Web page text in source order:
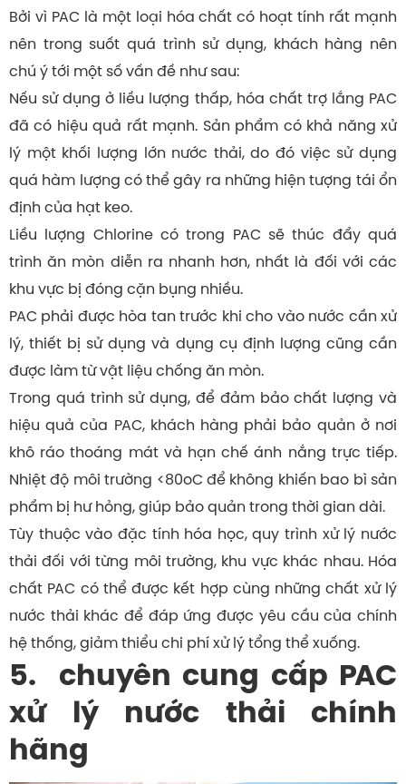
Bởi vì PAC là một loại hóa chất có hoạt tính rất mạnh
nên trong suốt quá trình sử dụng, khách hàng nên
chú ý tới một số vấn đề như sau:
Nếu sử dụng ở liều lượng thấp, hóa chất trợ lắng PAC
đã có hiệu quả rất mạnh. Sản phẩm có khả năng xử
lý một khối lượng lớn nước thải, do đó việc sử dụng
quá hàm lượng có thể gây ra những hiện tượng tái ổn
định của hạt keo.
Liều lượng Chlorine có trong PAC sẽ thúc đẩy quá
trình ăn mòn diễn ra nhanh hơn, nhất là đối với các
khu vực bị đóng cặn bụng nhiều.
PAC phải được hòa tan trước khi cho vào nước cần xử
lý, thiết bị sử dụng và dụng cụ định lượng cũng cần
được làm từ vật liệu chống ăn mòn.
Trong quá trình sử dụng, để đảm bảo chất lượng và
hiệu quả của PAC, khách hàng phải bảo quản ở nơi
khô ráo thoáng mát và hạn chế ánh nắng trực tiếp.
Nhiệt độ môi trường <80oC để không khiến bao bì sản
phẩm bị hư hỏng, giúp bảo quản trong thời gian dài.
Tùy thuộc vào đặc tính hóa học, quy trình xử lý nước
thải đối với từng môi trường, khu vực khác nhau. Hóa
chất PAC có thể được kết hợp cùng những chất xử lý
nước thải khác để đáp ứng được yêu cầu của chính
hệ thống, giảm thiểu chi phí xử lý tổng thể xuống.
5. chuyên cung cấp PAC
xử lý nước thải chính
hãng